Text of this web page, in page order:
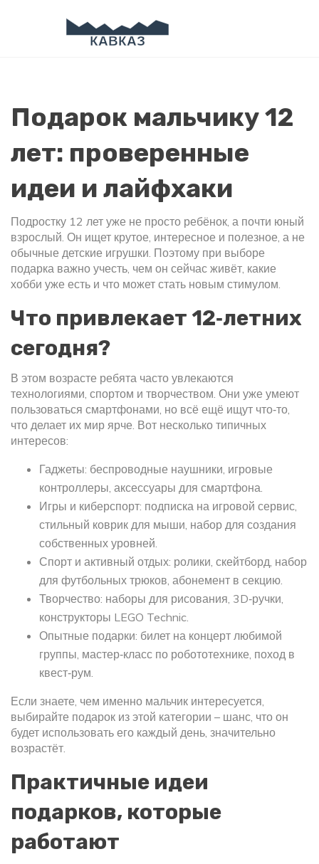
Подарок мальчику 12
лет: проверенные
идеи и лайфхаки
Подростку 12 лет уже не просто ребёнок, а почти юный
взрослый. Он ищет крутое, интересное и полезное, а не
обычные детские игрушки. Поэтому при выборе
подарка важно учесть, чем он сейчас живёт, какие
хобби уже есть и что может стать новым стимулом.
Что привлекает 12‑летних
сегодня?
В этом возрасте ребята часто увлекаются
технологиями, спортом и творчеством. Они уже умеют
пользоваться смартфонами, но всё ещё ищут что‑то,
что делает их мир ярче. Вот несколько типичных
интересов:
Гаджеты: беспроводные наушники, игровые
контроллеры, аксессуары для смартфона.
Игры и киберспорт: подписка на игровой сервис,
стильный коврик для мыши, набор для создания
собственных уровней.
Спорт и активный отдых: ролики, скейтборд, набор
для футбольных трюков, абонемент в секцию.
Творчество: наборы для рисования, 3D‑ручки,
конструкторы LEGO Technic.
Опытные подарки: билет на концерт любимой
группы, мастер‑класс по робототехнике, поход в
квест‑рум.
Если знаете, чем именно мальчик интересуется,
выбирайте подарок из этой категории – шанс, что он
будет использовать его каждый день, значительно
возрастёт.
Практичные идеи
подарков, которые
работают